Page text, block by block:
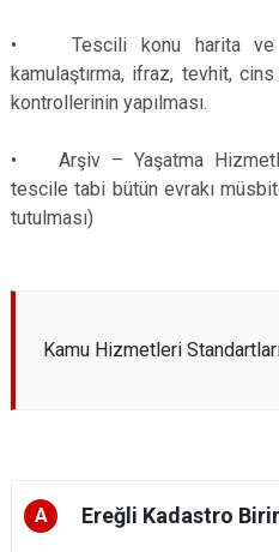
• Tescili konu harita ve
kamulaştırma, ifraz, tevhit,
kontrollerinin yapılması.
• Arşiv – Yaşatma
tescile tabi bütün evrakı
tutulması)
Kamu Hizmetleri
A Ereğli Kadastro